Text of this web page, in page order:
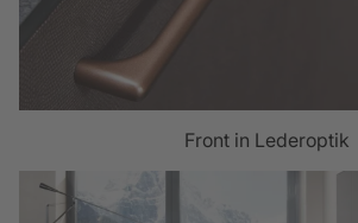
Front in Lederoptik